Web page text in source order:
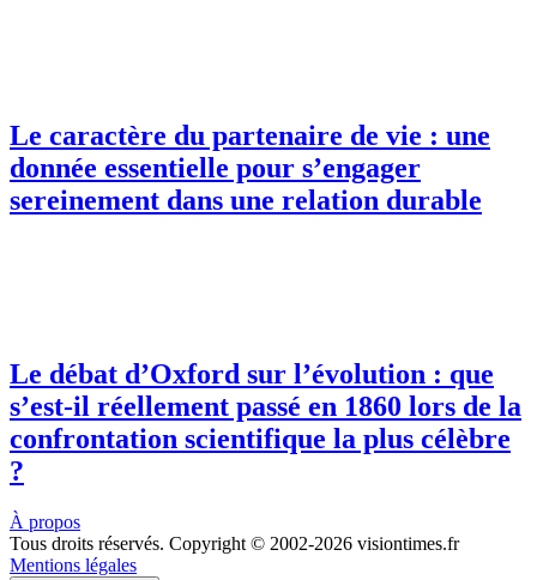
Le caractère du partenaire de vie : une
donnée essentielle pour s’engager
sereinement dans une relation durable
Le débat d’Oxford sur l’évolution : que
s’est-il réellement passé en 1860 lors de la
confrontation scientifique la plus célèbre
?
À propos
Tous droits réservés. Copyright © 2002-2026 visiontimes.fr
Mentions légales